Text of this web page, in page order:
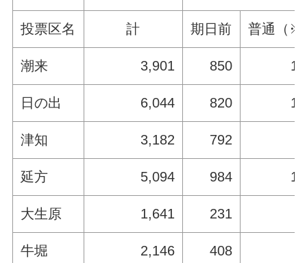
投票区名 計 期日前 普通（
潮来 3,901 850
日の出 6,044 820
津知 3,182 792
延方 5,094 984
大生原 1,641 231
牛堀 2,146 408